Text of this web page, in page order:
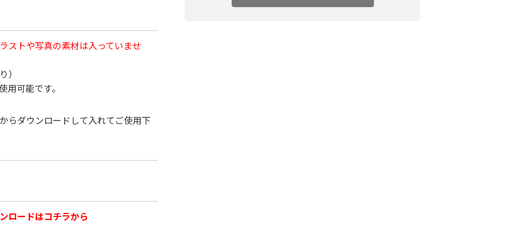
ストや写真の素材は入っていませ
）
用可能です。
らダウンロードして入れてご使用下
ロードはコチラから